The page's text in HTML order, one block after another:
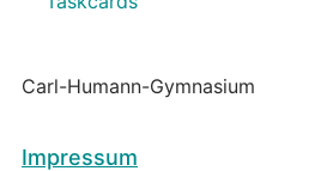
Carl-Humann-Gymnasium
Impressum